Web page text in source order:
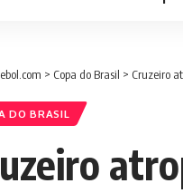
> Copa do Brasil > Cruzeiro
DO BRASIL